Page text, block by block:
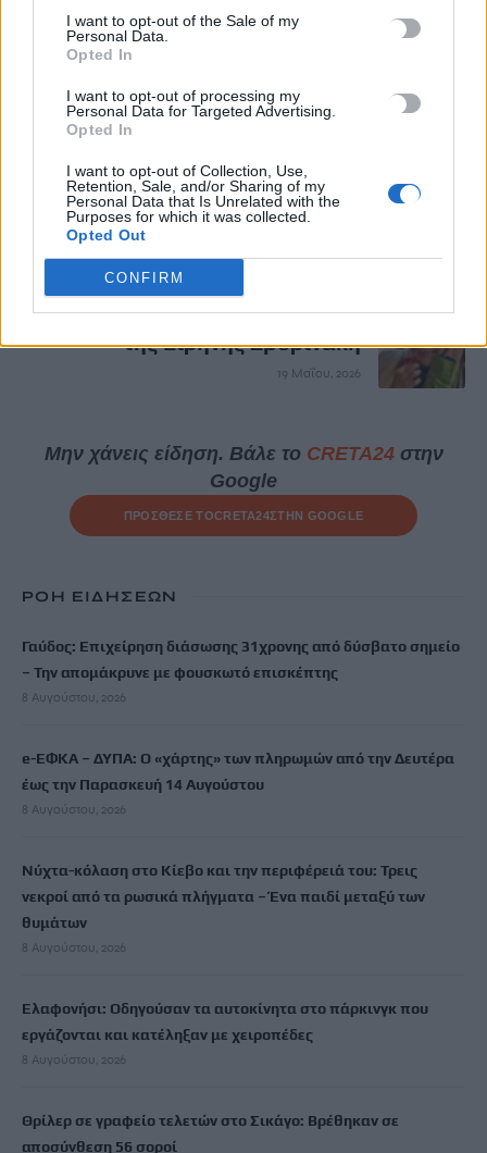
I want to opt-out of the Sale of my
Personal Data.
Opted In
I want to opt-out of processing my
Personal Data for Targeted Advertising.
Opted In
I want to opt-out of Collection, Use,
Retention, Sale, and/or Sharing of my
Personal Data that Is Unrelated with the
Purposes for which it was collected.
Opted Out
CONFIRM
ΠΡΟΗΓΟΎΜΕΝΟ
Σοκαριστικές σκηνές στη
Γερμανία: Κατέρρευσε
πολυκατοικία μετά από έκρηξη -
Αγνοούνται τρία άτομα
19 Μαΐου, 2026
Ο Λ. Αυγενάκης για τον θάνατο
της Ειρήνης Σβυρινάκη
19 Μαΐου, 2026
Μην χάνεις είδηση. Βάλε το CRETA24στην
Google
ΠΡΟΣΘΕΣΕ ΤΟCRETA24ΣΤΗΝ GOOGLE
ΡΟΗ ΕΙΔΗΣΕΩΝ
Γαύδος: Επιχείρηση διάσωσης 31χρονης από δύσβατο σημείο
– Την απομάκρυνε με φουσκωτό επισκέπτης
8 Αυγούστου, 2026
e-ΕΦΚΑ – ΔΥΠΑ: Ο «χάρτης» των πληρωμών από την Δευτέρα
έως την Παρασκευή 14 Αυγούστου
8 Αυγούστου, 2026
Νύχτα-κόλαση στο Κίεβο και την περιφέρειά του: Τρεις
νεκροί από τα ρωσικά πλήγματα – Ένα παιδί μεταξύ των
θυμάτων
8 Αυγούστου, 2026
Ελαφονήσι: Οδηγούσαν τα αυτοκίνητα στο πάρκινγκ που
εργάζονται και κατέληξαν με χειροπέδες
8 Αυγούστου, 2026
Θρίλερ σε γραφείο τελετών στο Σικάγο: Βρέθηκαν σε
αποσύνθεση 56 σοροί